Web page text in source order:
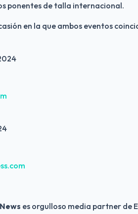
ponentes de talla internacional.
en la que ambos eventos
es orgulloso media partner de